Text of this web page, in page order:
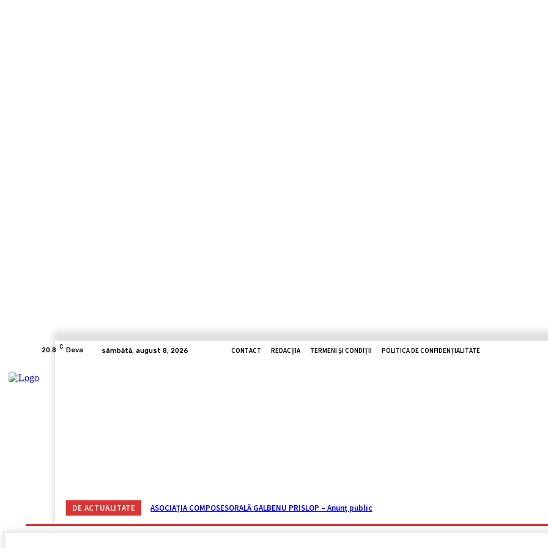
20.8 C Deva sâmbătă, august 8, 2026 CONTACT REDACŢIA TERMENI ȘI CONDIȚII POLITICA DE CONFIDENȚIALITATE
DE ACTUALITATE ASOCIAȚIA COMPOSESORALĂ GALBENU PRISLOP – Anunţ public